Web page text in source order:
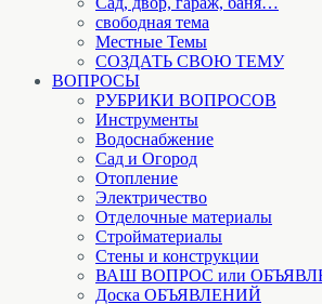
свободная тема
Местные Темы
СОЗДАТЬ СВОЮ ТЕМУ
ВОПРОСЫ
РУБРИКИ ВОПРОСОВ
Инструменты
Водоснабжение
Сад и Огород
Отопление
Электричество
Отделочные материалы
Стройматериалы
Стены и конструкции
ВАШ ВОПРОС или
Доска ОБЪЯВЛЕНИЙ